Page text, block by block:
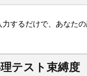
するだけで、あなた
テスト束縛度